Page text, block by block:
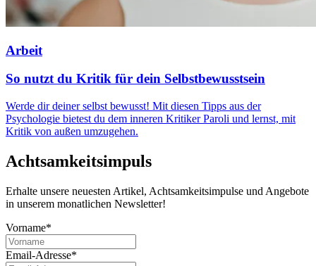
Arbeit
So nutzt du Kritik für dein Selbstbewusstsein
Werde dir deiner selbst bewusst! Mit diesen Tipps aus der
Psychologie bietest du dem inneren Kritiker Paroli und lernst, mit
Kritik von außen umzugehen.
Achtsamkeitsimpuls
Erhalte unsere neuesten Artikel, Achtsamkeitsimpulse und Angebote
in unserem monatlichen Newsletter!
Vorname*
Email-Adresse*